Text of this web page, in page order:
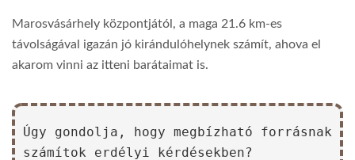
Marosvásárhely központjától, a maga 21.6 km-es
távolságával igazán jó kirándulóhelynek számít, ahova el
akarom vinni az itteni barátaimat is.
Úgy gondolja, hogy megbízható forrásnak
számítok erdélyi kérdésekben?